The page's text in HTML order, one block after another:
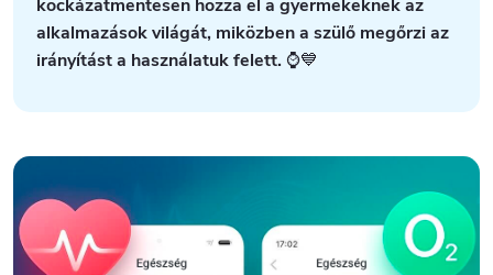
kockázatmentesen hozza el a gyermekeknek az
alkalmazások világát, miközben a szülő megőrzi az
irányítást a használatuk felett. ⌚💙